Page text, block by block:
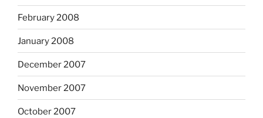
February 2008
January 2008
December 2007
November 2007
October 2007